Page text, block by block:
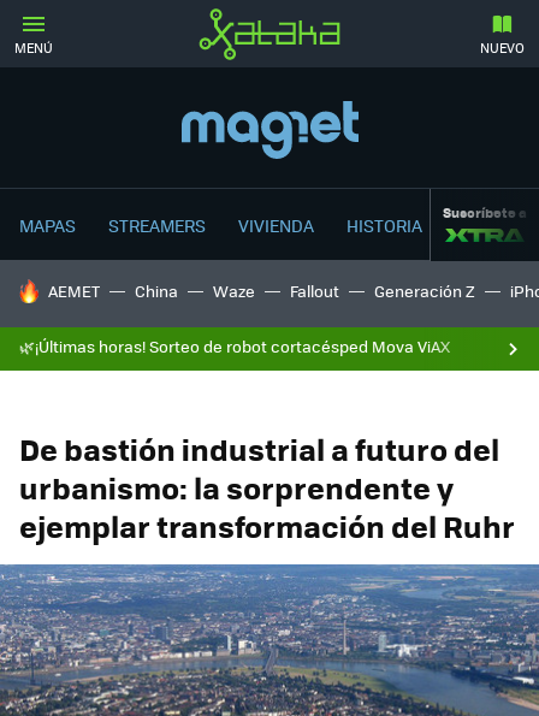
MENÚ NUEVO
MAPAS STREAMERS VIVIENDA HISTORIA Suscríbete a
HOY SE HABLA DE
AEMET China Waze Fallout Generación Z
🌿¡Últimas horas! Sorteo de robot cortacésped Mova ViAX
De bastión industrial a futuro del
urbanismo: la sorprendente y
ejemplar transformación del Ruhr